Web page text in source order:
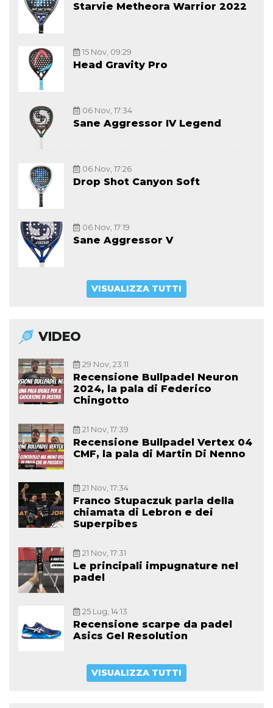
Starvie Metheora Warrior 2022
15 Nov, 09:29
Head Gravity Pro
06 Nov, 17:34
Sane Aggressor IV Legend
06 Nov, 17:26
Drop Shot Canyon Soft
06 Nov, 17:19
Sane Aggressor V
VISUALIZZA TUTTI
VIDEO
29 Nov, 23:11
Recensione Bullpadel Neuron
2024, la pala di Federico
Chingotto
21 Nov, 17:39
Recensione Bullpadel Vertex 04
CMF, la pala di Martin Di Nenno
21 Nov, 17:34
Franco Stupaczuk parla della
chiamata di Lebron e dei
Superpibes
21 Nov, 17:31
Le principali impugnature nel
padel
25 Lug, 14:13
Recensione scarpe da padel
Asics Gel Resolution
VISUALIZZA TUTTI